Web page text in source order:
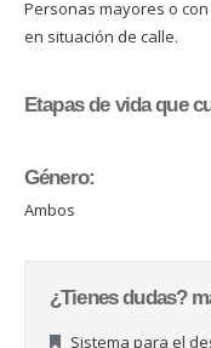
Personas mayores o
en situación de calle.
Etapas de vida que
Género:
Ambos
¿Tienes dudas?
Sistema para el